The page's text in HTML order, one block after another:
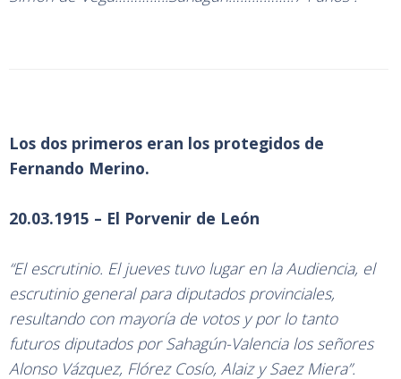
Los dos primeros eran los protegidos de
Fernando Merino.
20.03.1915 – El Porvenir de León
“El escrutinio. El jueves tuvo lugar en la Audiencia, el
escrutinio general para diputados provinciales,
resultando con mayoría de votos y por lo tanto
futuros diputados por Sahagún-Valencia los señores
Alonso Vázquez, Flórez Cosío, Alaiz y Saez Miera”.